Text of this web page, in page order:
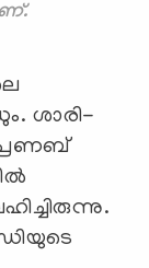
ശാരി-
പ്രണബ്